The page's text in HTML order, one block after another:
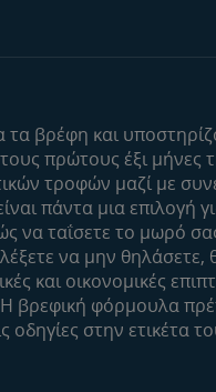
Οι μάρκες μου
Εύρεση καταστήματος
Δείγματα
τα βρέφη και
πρώτους έξι μήνες
τροφών μαζί με
πάντα μια επιλογή
να ταΐσετε το μωρό
να μην θηλάσετε,
και οικονομικές
Η βρεφική φόρμουλα
στην ετικέτα